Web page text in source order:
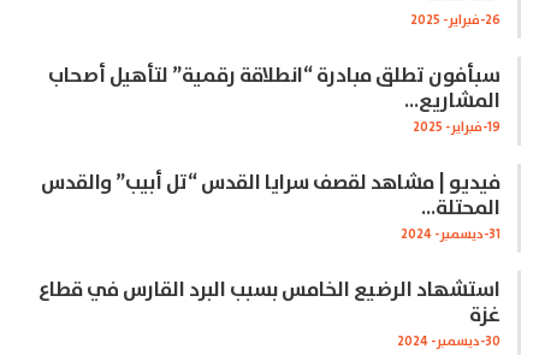
26-فبراير- 2025
سبأفون تطلق مبادرة “انطلاقة رقمية” لتأهيل أصحاب
المشاريع…
19-فبراير- 2025
فيديو | مشاهد لقصف سرايا القدس “تل أبيب” والقدس
المحتلة…
31-ديسمبر- 2024
استشهاد الرضيع الخامس بسبب البرد القارس في قطاع
غزة
30-ديسمبر- 2024